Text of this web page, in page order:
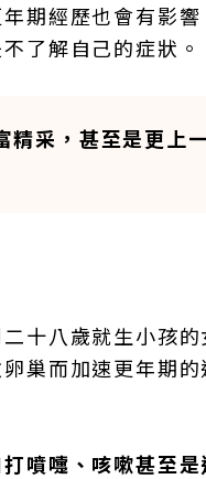
期經歷也會有影響
了解自己的症狀。
精采，甚至是更上
十八歲就生小孩的
巢而加速更年期的
噴嚏、咳嗽甚至是